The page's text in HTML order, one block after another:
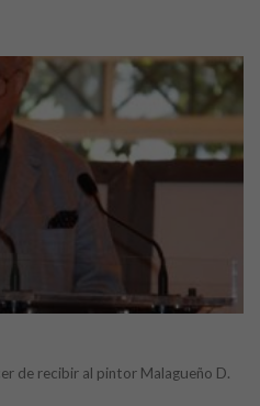
de recibir al pintor Malagueño D.